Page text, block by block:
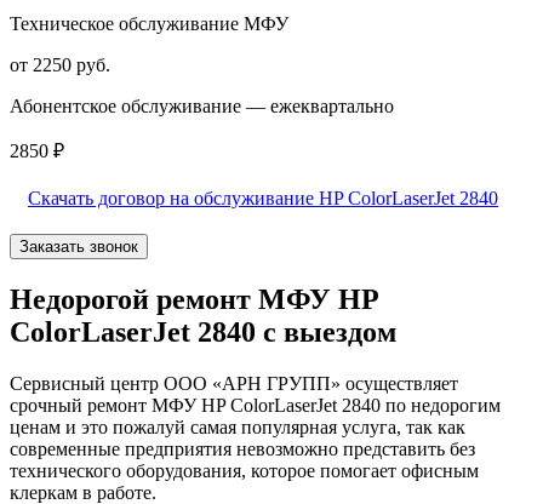
Техническое обслуживание МФУ
от 2250 руб.
Абонентское обслуживание — ежеквартально
2850 ₽
Скачать договор на обслуживание HP ColorLaserJet 2840
Заказать звонок
Недорогой ремонт МФУ HP
ColorLaserJet 2840 с выездом
Сервисный центр ООО «АРН ГРУПП» осуществляет
срочный ремонт МФУ HP ColorLaserJet 2840 по недорогим
ценам и это пожалуй самая популярная услуга, так как
современные предприятия невозможно представить без
технического оборудования, которое помогает офисным
клеркам в работе.